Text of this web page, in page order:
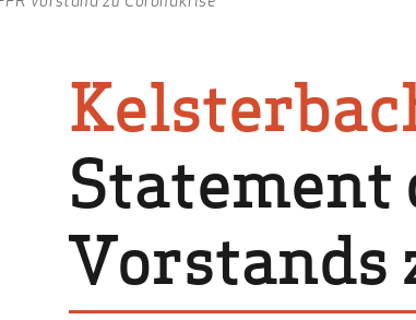
Statement
Vorstands